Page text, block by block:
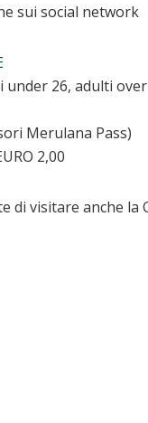
sui social network
under 26, adulti
Merulana Pass)
2,00
visitare anche la